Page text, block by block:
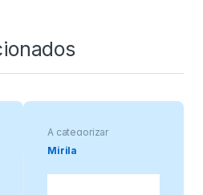
A categorizar
Mirila